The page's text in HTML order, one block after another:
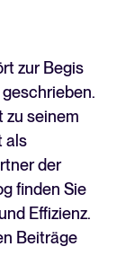
zur Begis
zu seinem
als
der
finden Sie
Effizienz.
Beiträge